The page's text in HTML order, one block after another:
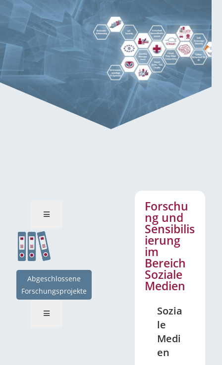
Abgeschlossene
Forschungsprojekte
Forschu
ng und
Sensibilis
ierung
im
Bereich
Soziale
Medien
Sozia
le
Medi
en